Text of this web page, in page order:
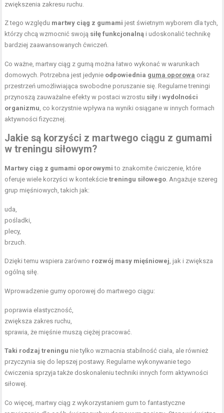
zwiększenia zakresu ruchu.
Z tego względu martwy ciąg z gumami jest świetnym wyborem dla tych,
którzy chcą wzmocnić swoją siłę funkcjonalną i udoskonalić technikę
bardziej zaawansowanych ćwiczeń.
Co ważne, martwy ciąg z gumą można łatwo wykonać w warunkach
domowych. Potrzebna jest jedynie odpowiednia guma oporowa oraz
przestrzeń umożliwiająca swobodne poruszanie się. Regularne treningi
przynoszą zauważalne efekty w postaci wzrostu siły iwydolności
organizmu, co korzystnie wpływa na wyniki osiągane w innych formach
aktywności fizycznej.
Jakie są korzyści z martwego ciągu z gumami
w treningu siłowym?
Martwy ciąg z gumami oporowymi to znakomite ćwiczenie, które
oferuje wiele korzyści w kontekścietreningu siłowego. Angażuje szereg
grup mięśniowych, takich jak:
uda,
pośladki,
plecy,
brzuch.
Dzięki temu wspiera zarówno rozwój masy mięśniowej, jak i zwiększa
ogólną siłę.
Wprowadzenie gumy oporowej do martwego ciągu:
poprawia elastyczność,
zwiększa zakres ruchu,
sprawia, że mięśnie muszą ciężej pracować.
Taki rodzaj treningu nie tylko wzmacnia stabilność ciała, ale również
przyczynia się do lepszej postawy. Regularne wykonywanie tego
ćwiczenia sprzyja także doskonaleniu techniki innych form aktywności
siłowej.
Co więcej, martwy ciąg z wykorzystaniem gum to fantastyczne